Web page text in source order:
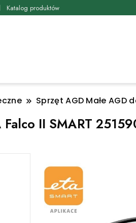
Katalog produktów
Sprzęt AGD Małe
Falco II SMART